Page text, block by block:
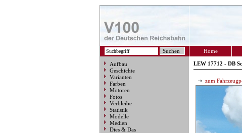
Home
Aufbau
Geschichte
Varianten
Farben
Motoren
Fotos
Verbleibe
Statistik
Modelle
Medien
Dies & Das
LEW 17712 - DB
zum